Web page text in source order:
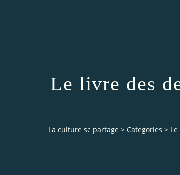
Le livre des
La culture se partage > Categories >